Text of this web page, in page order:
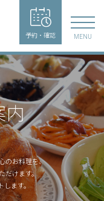
予約・確認 MENU
内
のお料理を、
だけます。
します。